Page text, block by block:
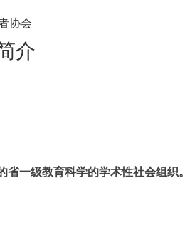
协会
介
一级教育科学的学术性社会组织。